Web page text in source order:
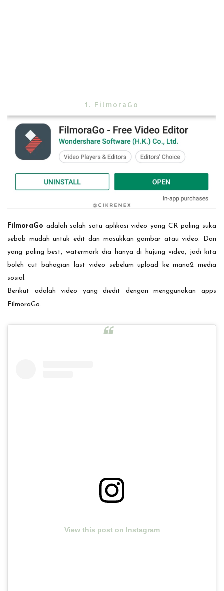
1. FilmoraGo
FilmoraGo adalah salah satu aplikasi video yang CR paling suka
sebab mudah untuk edit dan masukkan gambar atau video. Dan
yang paling best, watermark dia hanya di hujung video, jadi kita
boleh cut bahagian last video sebelum upload ke mana2 media
sosial.
Berikut adalah video yang diedit dengan menggunakan apps
FilmoraGo.
View this post on Instagram